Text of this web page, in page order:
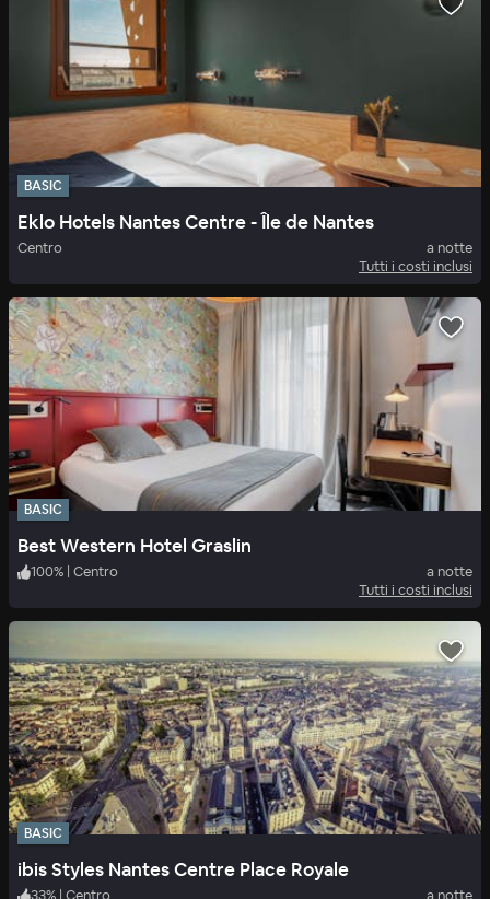
BASIC
Eklo Hotels Nantes Centre - Île de Nantes
Centro
a notte
Tutti i costi inclusi
BASIC
Best Western Hotel Graslin
100% | Centro
a notte
Tutti i costi inclusi
BASIC
ibis Styles Nantes Centre Place Royale